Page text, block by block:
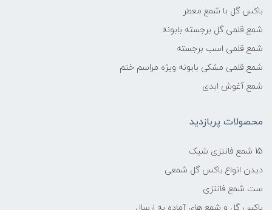
باکس گل با شمع معطر
شمع قلمی گل برجسته بابونه
شمع قلمی اسب برجسته
شمع قلمی مشکی بابونه ویژه مراسم ختم
شمع آغوش ابدی
محصولات پربازدید
15 شمع فانتزی شیک
دیدن انواع باکس گل شمعی
ست شمع فانتزی
باکس گل و شمع های آماده به ارسال